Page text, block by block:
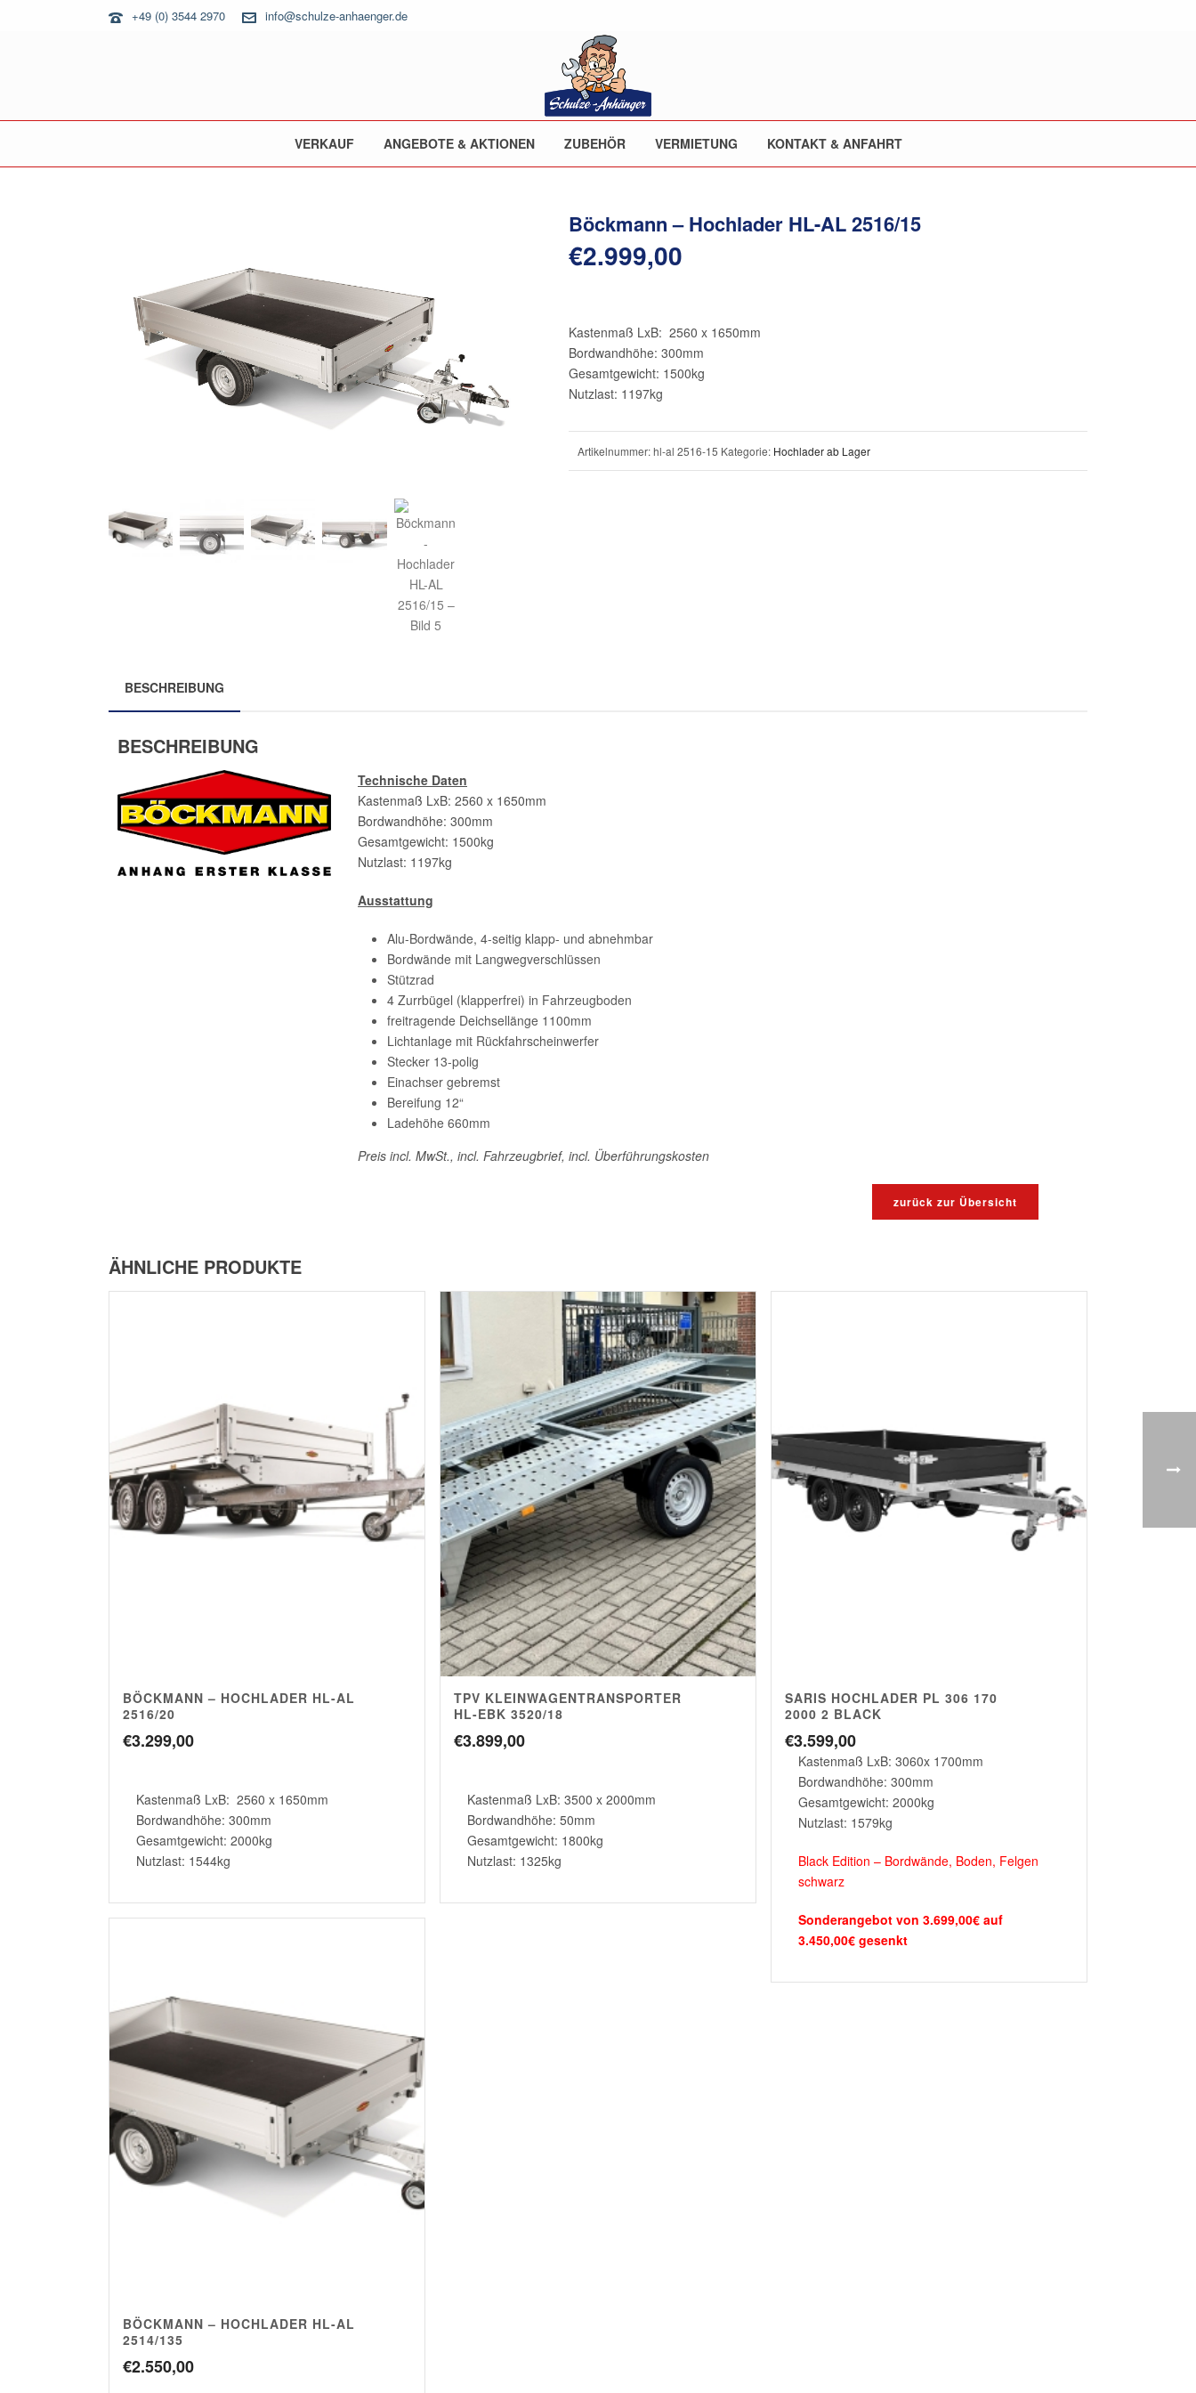
+49 (0) 3544 2970 info@schulze-anhaenger.de
VERKAUF ANGEBOTE & AKTIONEN ZUBEHÖR VERMIETUNG KONTAKT & ANFAHRT
Böckmann – Hochlader HL-AL 2516/15
€2.999,00
Kastenmaß LxB: 2560 x 1650mm
Bordwandhöhe: 300mm
Gesamtgewicht: 1500kg
Nutzlast: 1197kg
Artikelnummer:hl-al 2516-15 Kategorie: Hochlader ab Lager
BESCHREIBUNG
BESCHREIBUNG
Technische Daten
Kastenmaß LxB: 2560 x 1650mm
Bordwandhöhe: 300mm
Gesamtgewicht: 1500kg
Nutzlast: 1197kg
Ausstattung
Alu-Bordwände, 4-seitig klapp- und abnehmbar
Bordwände mit Langwegverschlüssen
Stützrad
4 Zurrbügel (klapperfrei) in Fahrzeugboden
freitragende Deichsellänge 1100mm
Lichtanlage mit Rückfahrscheinwerfer
Stecker 13-polig
Einachser gebremst
Bereifung 12“
Ladehöhe 660mm
Preis incl. MwSt., incl. Fahrzeugbrief, incl. Überführungskosten
zurück zur Übersicht
ÄHNLICHE PRODUKTE
BÖCKMANN – HOCHLADER HL-AL
2516/20
€3.299,00
Kastenmaß LxB: 2560 x 1650mm
Bordwandhöhe: 300mm
Gesamtgewicht: 2000kg
Nutzlast: 1544kg
TPV KLEINWAGENTRANSPORTER
HL-EBK 3520/18
€3.899,00
Kastenmaß LxB: 3500 x 2000mm
Bordwandhöhe: 50mm
Gesamtgewicht: 1800kg
Nutzlast: 1325kg
SARIS HOCHLADER PL 306 170
2000 2 BLACK
€3.599,00
Kastenmaß LxB: 3060x 1700mm
Bordwandhöhe: 300mm
Gesamtgewicht: 2000kg
Nutzlast: 1579kg
Black Edition – Bordwände, Boden, Felgen
schwarz
Sonderangebot von 3.699,00€ auf
3.450,00€ gesenkt
BÖCKMANN – HOCHLADER HL-AL
2514/135
€2.550,00